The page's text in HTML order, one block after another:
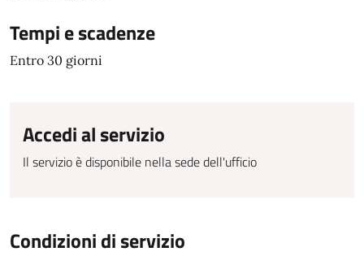
Tempi e scadenze
Entro 30 giorni
Accedi al servizio
Il servizio è disponibile nella sede dell'ufficio
Condizioni di servizio